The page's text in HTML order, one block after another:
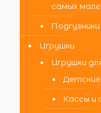
самых
Подгузники
Игрушки
Игрушки
Детские
Кассы и